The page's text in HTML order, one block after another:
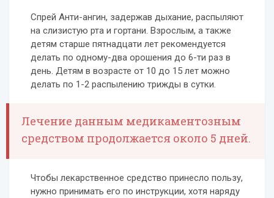
Спрей Анти-ангин, задержав дыхание, распыляют
на слизистую рта и гортани. Взрослым, а также
детям старше пятнадцати лет рекомендуется
делать по одному-два орошения до 6-ти раз в
день. Детям в возрасте от 10 до 15 лет можно
делать по 1-2 распылению трижды в сутки.
Лечение данным медикаментозным
средством продолжается около 5 дней.
Чтобы лекарственное средство принесло пользу,
нужно принимать его по инструкции, хотя наряду